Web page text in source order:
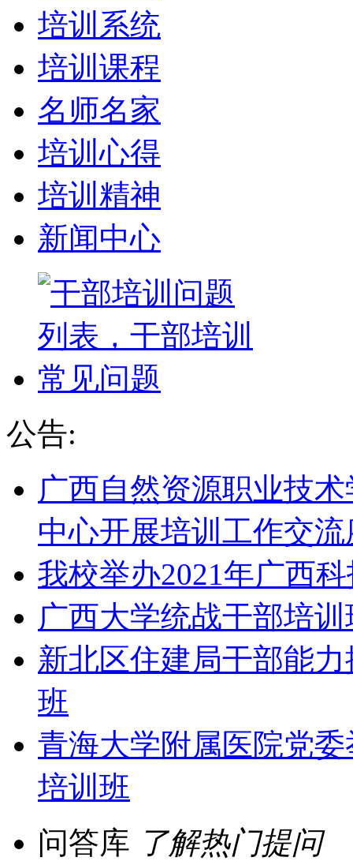
培训系统
培训课程
名师名家
培训心得
培训精神
新闻中心
公告:
广西自然资源职业技
中心开展培训工作交
我校举办2021年广西
广西大学统战干部培
新北区住建局干部能
班
青海大学附属医院党
培训班
问答库 了解热门提问